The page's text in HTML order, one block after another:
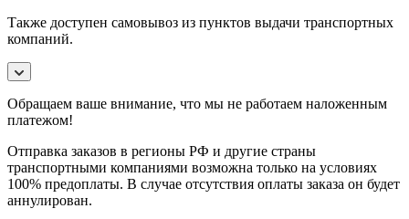
Также доступен самовывоз из пунктов выдачи транспортных
компаний.
Обращаем ваше внимание, что мы не работаем наложенным
платежом!
Отправка заказов в регионы РФ и другие страны
транспортными компаниями возможна только на условиях
100% предоплаты. В случае отсутствия оплаты заказа он будет
аннулирован.